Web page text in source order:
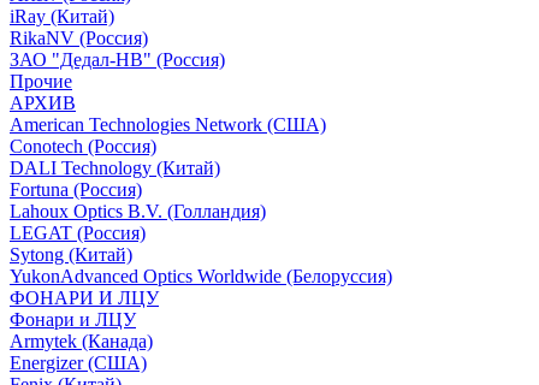
iRay (Китай)
RikaNV (Россия)
ЗАО "Дедал-НВ" (Россия)
Прочие
АРХИВ
American Technologies Network (США)
Conotech (Россия)
DALI Technology (Китай)
Fortuna (Россия)
Lahoux Optics B.V. (Голландия)
LEGAT (Россия)
Sytong (Китай)
YukonAdvanced Optics Worldwide (Белоруссия)
ФОНАРИ И ЛЦУ
Фонари и ЛЦУ
Armytek (Канада)
Energizer (США)